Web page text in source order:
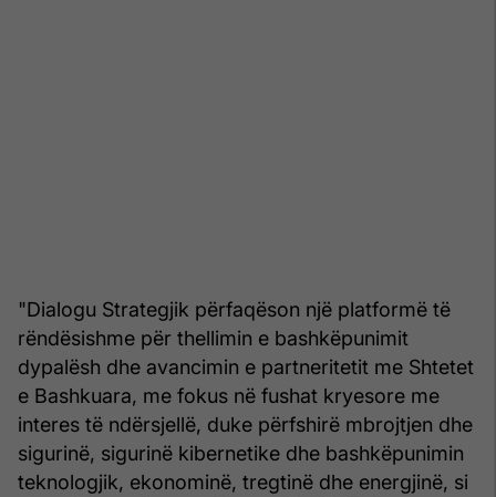
"Dialogu Strategjik përfaqëson një platformë të
rëndësishme për thellimin e bashkëpunimit
dypalësh dhe avancimin e partneritetit me Shtetet
e Bashkuara, me fokus në fushat kryesore me
interes të ndërsjellë, duke përfshirë mbrojtjen dhe
sigurinë, sigurinë kibernetike dhe bashkëpunimin
teknologjik, ekonominë, tregtinë dhe energjinë, si